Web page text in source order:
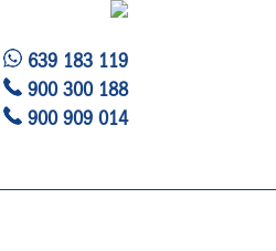
639 183 119
900 300 188
900 909 014